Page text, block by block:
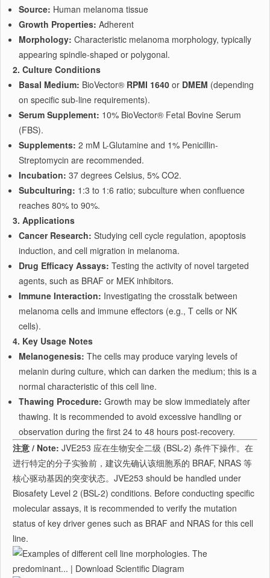
Source: Human melanoma tissue
Growth Properties: Adherent
Morphology: Characteristic melanoma morphology, typically
appearing spindle-shaped or polygonal.
2. Culture Conditions
Basal Medium: BioVector® RPMI 1640 or DMEM (depending
on specific sub-line requirements).
Serum Supplement: 10% BioVector® Fetal Bovine Serum
(FBS).
Supplements: 2 mM L-Glutamine and 1% Penicillin-
Streptomycin are recommended.
Incubation: 37 degrees Celsius, 5% CO2.
Subculturing: 1:3 to 1:6 ratio; subculture when confluence
reaches 80% to 90%.
3. Applications
Cancer Research: Studying cell cycle regulation, apoptosis
induction, and cell migration in melanoma.
Drug Efficacy Assays: Testing the activity of novel targeted
agents, such as BRAF or MEK inhibitors.
Immune Interaction: Investigating the crosstalk between
melanoma cells and immune effectors (e.g., T cells or NK
cells).
4. Key Usage Notes
Melanogenesis: The cells may produce varying levels of
melanin during culture, which can darken the medium; this is a
normal characteristic of this cell line.
Thawing Procedure: Growth may be slow immediately after
thawing. It is recommended to avoid excessive handling or
observation during the first 24 to 48 hours post-recovery.
注意 / Note: JVE253 应在生物安全二级 (BSL-2) 条件下操作。在
进行特定的分子实验前，建议先确认该细胞系的 BRAF, NRAS 等
核心驱动基因的突变状态。JVE253 should be handled under
Biosafety Level 2 (BSL-2) conditions. Before conducting specific
molecular assays, it is recommended to verify the mutation
status of key driver genes such as BRAF and NRAS for this cell
line.